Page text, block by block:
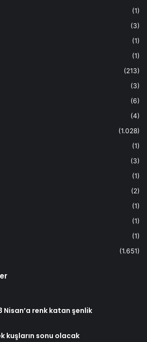
(1)
(3)
(1)
(1)
(213)
(3)
(6)
(4)
(1.028)
(1)
(3)
(1)
(2)
(1)
(1)
(1)
(1.651)
Nisan’a renk katan şenlik
kuşların sonu olacak